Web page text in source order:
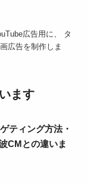
広告用に、 タ
広告を制作しま
ます
ティング方法・
CMとの違いま